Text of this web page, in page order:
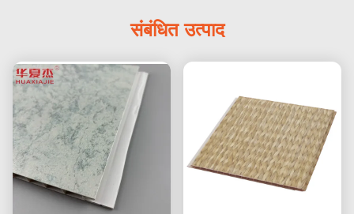
संबंधित उत्पाद